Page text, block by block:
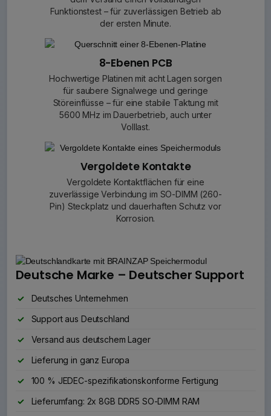
Funktionstest – für zuverlässigen Betrieb ab
der ersten Minute.
8-Ebenen PCB
Hochwertige Platinen mit acht Lagen sorgen
für saubere Signalwege und geringe
Störeinflüsse – für eine stabile Taktung mit
5600 MHz im Dauerbetrieb, auch unter
Volllast.
Vergoldete Kontakte
Vergoldete Kontaktflächen für eine
zuverlässige Verbindung im SO-DIMM (260-
Pin) Steckplatz und dauerhaften Schutz vor
Korrosion.
Deutsche Marke – Deutscher Support
Deutsches Unternehmen
Support aus Deutschland
Versand aus deutschem Lager
Lieferung in ganz Europa
100 % JEDEC-spezifikationskonforme Fertigung
Lieferumfang: 2x 8GB DDR5 SO-DIMM RAM